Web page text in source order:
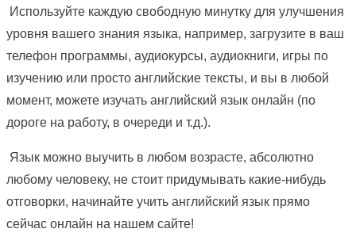
Используйте каждую свободную минутку для улучшения
уровня вашего знания языка, например, загрузите в ваш
телефон программы, аудиокурсы, аудиокниги, игры по
изучению или просто английские тексты, и вы в любой
момент, можете изучать английский язык онлайн (по
дороге на работу, в очереди и т.д.).
Язык можно выучить в любом возрасте, абсолютно
любому человеку, не стоит придумывать какие-нибудь
отговорки, начинайте учить английский язык прямо
сейчас онлайн на нашем сайте!